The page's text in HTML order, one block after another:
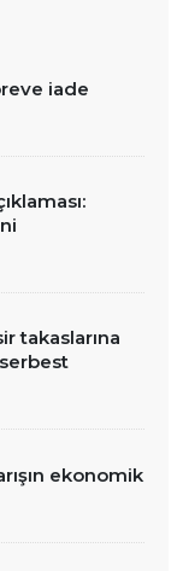
iade
takaslarına
ekonomik